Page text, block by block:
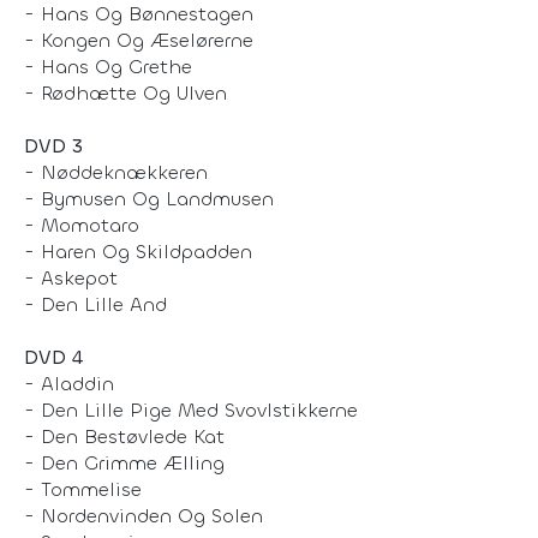
- Hans Og Bønnestagen
- Kongen Og Æselørerne
- Hans Og Grethe
- Rødhætte Og Ulven
DVD 3
- Nøddeknækkeren
- Bymusen Og Landmusen
- Momotaro
- Haren Og Skildpadden
- Askepot
- Den Lille And
DVD 4
- Aladdin
- Den Lille Pige Med Svovlstikkerne
- Den Bestøvlede Kat
- Den Grimme Ælling
- Tommelise
- Nordenvinden Og Solen